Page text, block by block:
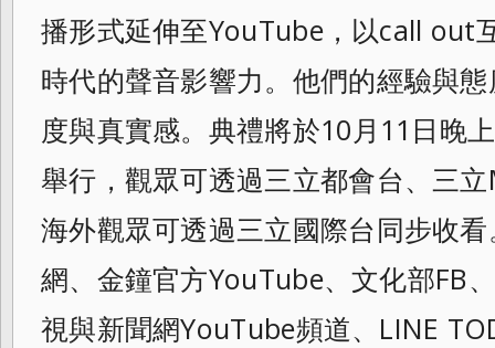
播形式延伸至YouTube，以call out
時代的聲音影響力。他們的經驗與
度與真實感。典禮將於10月11日晚
舉行，觀眾可透過三立都會台、三
海外觀眾可透過三立國際台同步收
網、金鐘官方YouTube、文化部FB
視與新聞網YouTube頻道、LINE